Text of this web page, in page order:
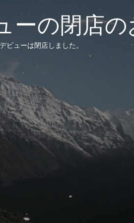
ーの閉店
ビューは閉店しました。